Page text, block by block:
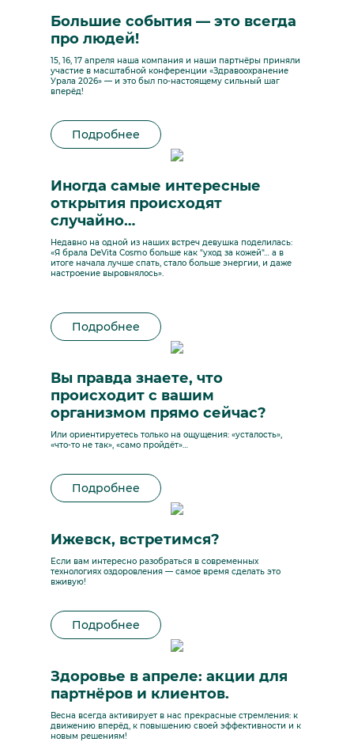
Большие события — это всегда
про людей!
15, 16, 17 апреля наша компания и наши партнёры приняли
участие в масштабной конференции «Здравоохранение
Урала 2026» — и это был по-настоящему сильный шаг
вперёд!
Подробнее
Иногда самые интересные
открытия происходят
случайно…
Недавно на одной из наших встреч девушка поделилась:
«Я брала DeVita Cosmo больше как "уход за кожей"… а в
итоге начала лучше спать, стало больше энергии, и даже
настроение выровнялось».
Подробнее
Вы правда знаете, что
происходит с вашим
организмом прямо сейчас?
Или ориентируетесь только на ощущения: «усталость»,
«что-то не так», «само пройдёт»…
Подробнее
Ижевск, встретимся?
Если вам интересно разобраться в современных
технологиях оздоровления — самое время сделать это
вживую!
Подробнее
Здоровье в апреле: акции для
партнёров и клиентов.
Весна всегда активирует в нас прекрасные стремления: к
движению вперёд, к повышению своей эффективности и к
новым решениям!